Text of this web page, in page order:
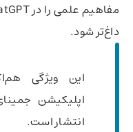
داغ‌تر شود.
این ویژگی
اپلیکیشن
انتشار است.